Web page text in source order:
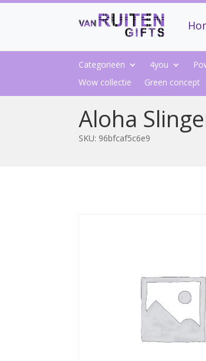
Categorieën 4you
Wow collectie
Green concept
Aloha
SKU: 96bfcaf5c6e9